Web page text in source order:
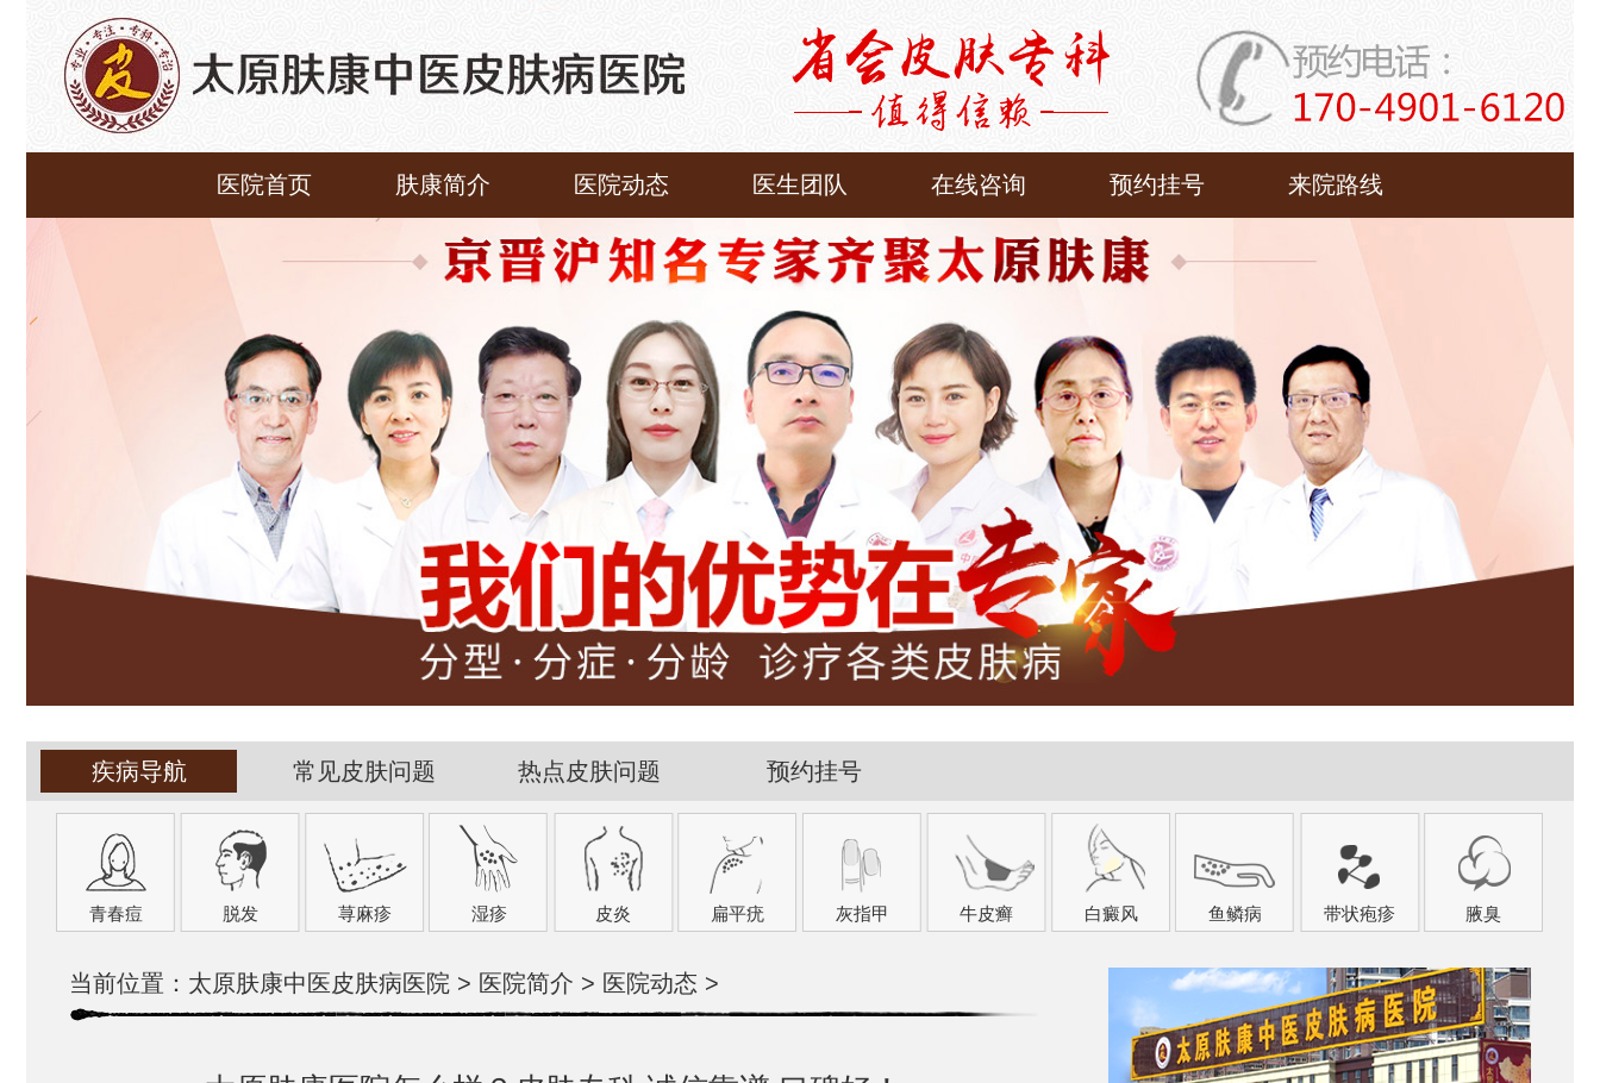
医院首页 肤康简介 医院动态 医生团队 在线咨询 预约挂号 来院路线
疾病导航 常见皮肤问题 热点皮肤问题 预约挂号
青春痘 脱发 荨麻疹 湿疹 皮炎 扁平疣 灰指甲 牛皮癣 白癜风 鱼鳞病 带状疱疹 腋臭
当前位置： 太原肤康中医皮肤病医院 > 医院简介 > 医院动态 >